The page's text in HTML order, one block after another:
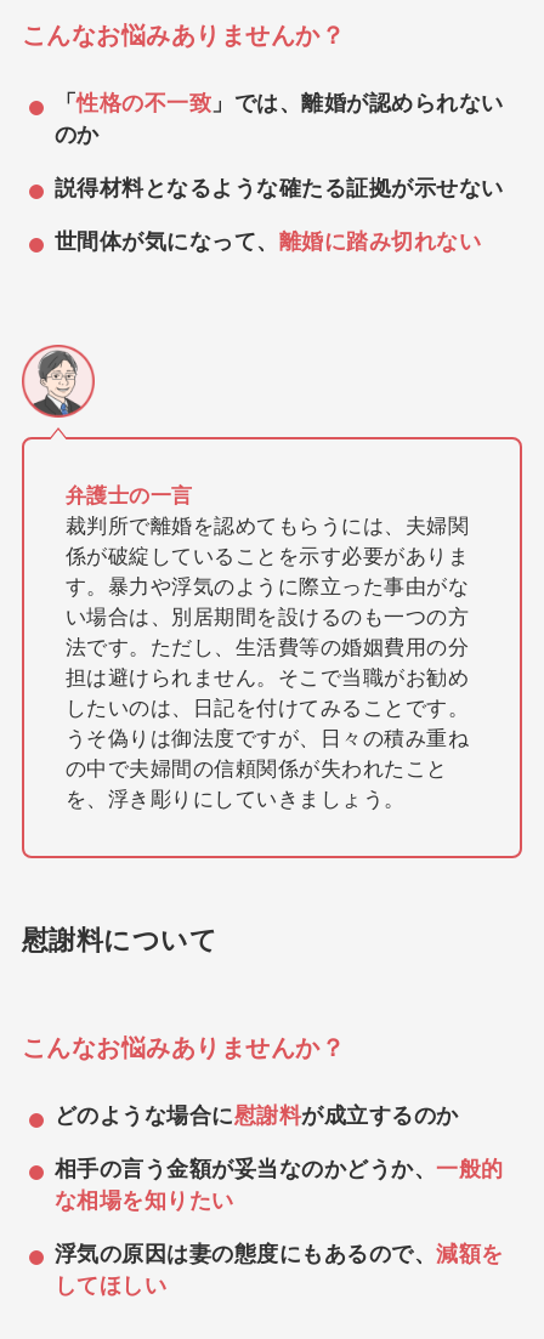
こんなお悩みありませんか？
「性格の不一致 」では、離婚が認められない
のか
説得材料となるような確たる証拠が示せない
世間体が気になって、 離婚に踏み切れない
弁護士の一言
裁判所で離婚を認めてもらうには、夫婦関
係が破綻していることを示す必要がありま
す。暴力や浮気のように際立った事由がな
い場合は、別居期間を設けるのも一つの方
法です。ただし、生活費等の婚姻費用の分
担は避けられません。そこで当職がお勧め
したいのは、日記を付けてみることです。
うそ偽りは御法度ですが、日々の積み重ね
の中で夫婦間の信頼関係が失われたこと
を、浮き彫りにしていきましょう。
慰謝料について
こんなお悩みありませんか？
どのような場合に慰謝料が成立するのか
相手の言う金額が妥当なのかどうか、一般的
な相場を知りたい
浮気の原因は妻の態度にもあるので、減額を
してほしい